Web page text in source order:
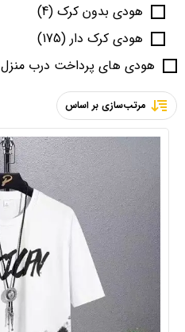
هودی بدون کرک (4)
هودی کرک دار (175)
هودی های پرداخت درب منزل
مرتب‌سازی بر اساس